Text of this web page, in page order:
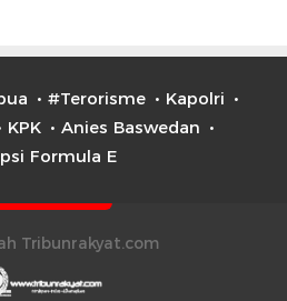
#Terorisme
Kapolri
KPK
Anies Baswedan
Formula E
Tribunrakyat.com